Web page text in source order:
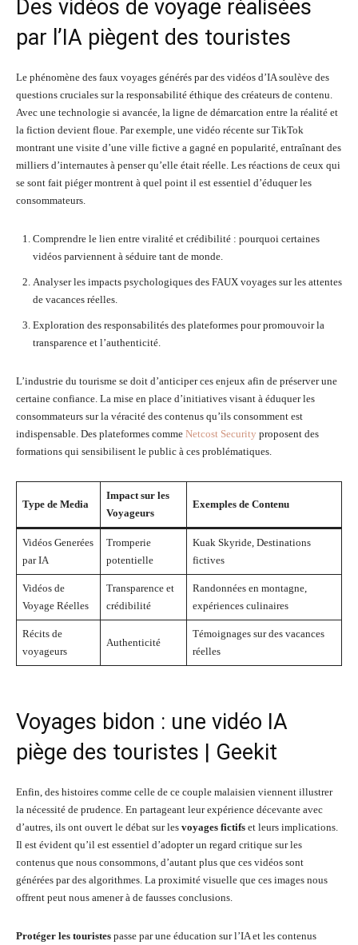
Des vidéos de voyage réalisées
par l’IA piègent des touristes
Le phénomène des faux voyages générés par des vidéos d’IA soulève des
questions cruciales sur la responsabilité éthique des créateurs de contenu.
Avec une technologie si avancée, la ligne de démarcation entre la réalité et
la fiction devient floue. Par exemple, une vidéo récente sur TikTok
montrant une visite d’une ville fictive a gagné en popularité, entraînant des
milliers d’internautes à penser qu’elle était réelle. Les réactions de ceux qui
se sont fait piéger montrent à quel point il est essentiel d’éduquer les
consommateurs.
Comprendre le lien entre viralité et crédibilité : pourquoi certaines
vidéos parviennent à séduire tant de monde.
Analyser les impacts psychologiques des FAUX voyages sur les attentes
de vacances réelles.
Exploration des responsabilités des plateformes pour promouvoir la
transparence et l’authenticité.
L’industrie du tourisme se doit d’anticiper ces enjeux afin de préserver une
certaine confiance. La mise en place d’initiatives visant à éduquer les
consommateurs sur la véracité des contenus qu’ils consomment est
indispensable. Des plateformes comme Netcost Security proposent des
formations qui sensibilisent le public à ces problématiques.
Type de Media
Impact sur les
Voyageurs
Exemples de Contenu
Vidéos Generées
par IA
Tromperie
potentielle
Kuak Skyride, Destinations
fictives
Vidéos de
Voyage Réelles
Transparence et
crédibilité
Randonnées en montagne,
expériences culinaires
Récits de
voyageurs
Authenticité
Témoignages sur des vacances
réelles
Voyages bidon : une vidéo IA
piège des touristes | Geekit
Enfin, des histoires comme celle de ce couple malaisien viennent illustrer
la nécessité de prudence. En partageant leur expérience décevante avec
d’autres, ils ont ouvert le débat sur les voyages fictifs et leurs implications.
Il est évident qu’il est essentiel d’adopter un regard critique sur les
contenus que nous consommons, d’autant plus que ces vidéos sont
générées par des algorithmes. La proximité visuelle que ces images nous
offrent peut nous amener à de fausses conclusions.
Protéger les touristes passe par une éducation sur l’IA et les contenus